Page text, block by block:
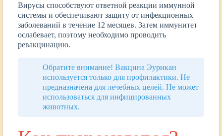
Вирусы способствуют ответной реакции иммунной
системы и обеспечивают защиту от инфекционных
заболеваний в течение 12 месяцев. Затем иммунитет
ослабевает, поэтому необходимо проводить
ревакцинацию.
Обратите внимание! Вакцина Эурикан
используется только для профилактики. Не
предназначена для лечебных целей. Не может
использоваться для инфицированных
животных.